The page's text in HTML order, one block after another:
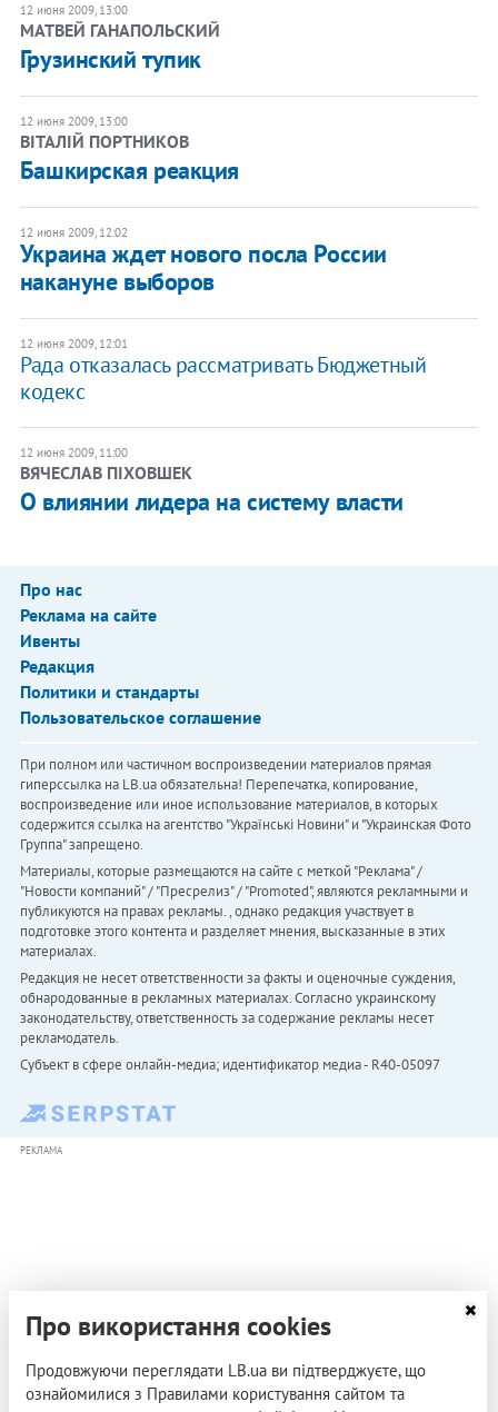
12 июня 2009, 13:00
МАТВЕЙ ГАНАПОЛЬСКИЙ
Грузинский тупик
12 июня 2009, 13:00
ВІТАЛІЙ ПОРТНИКОВ
Башкирская реакция
12 июня 2009, 12:02
Украина ждет нового посла России
накануне выборов
12 июня 2009, 12:01
Рада отказалась рассматривать Бюджетный
кодекс
12 июня 2009, 11:00
ВЯЧЕСЛАВ ПІХОВШЕК
О влиянии лидера на систему власти
Про нас
Реклама на сайте
Ивенты
Редакция
Политики и стандарты
Пользовательское соглашение
При полном или частичном воспроизведении материалов прямая
гиперссылка на LB.ua обязательна! Перепечатка, копирование,
воспроизведение или иное использование материалов, в которых
содержится ссылка на агентство "Українськi Новини" и "Украинская Фото
Группа" запрещено.
Материалы, которые размещаются на сайте с меткой "Реклама" /
"Новости компаний" / "Пресрелиз" / "Promoted", являются рекламными и
публикуются на правах рекламы. , однако редакция участвует в
подготовке этого контента и разделяет мнения, высказанные в этих
материалах.
Редакция не несет ответственности за факты и оценочные суждения,
обнародованные в рекламных материалах. Согласно украинскому
законодательству, ответственность за содержание рекламы несет
рекламодатель.
Субъект в сфере онлайн-медиа; идентификатор медиа - R40-05097
РЕКЛАМА
Про використання cookies
Продовжуючи переглядати LB.ua ви підтверджуєте, що
ознайомилися з Правилами користування сайтом та